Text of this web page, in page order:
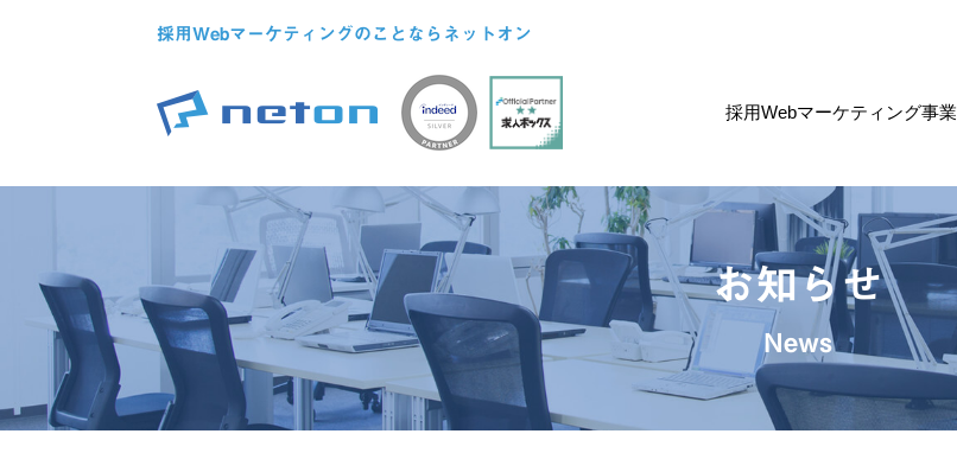
採用Webマーケティングのことならネットオン
採用Webマーケティング事業
お知らせ
News